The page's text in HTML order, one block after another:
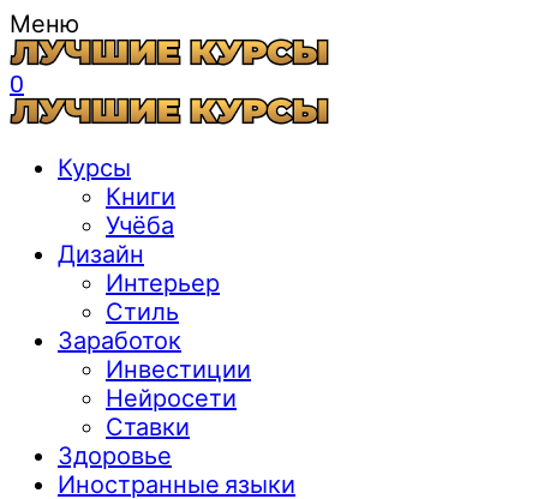
Меню
0
Курсы
Книги
Учёба
Дизайн
Интерьер
Стиль
Заработок
Инвестиции
Нейросети
Ставки
Здоровье
Иностранные языки